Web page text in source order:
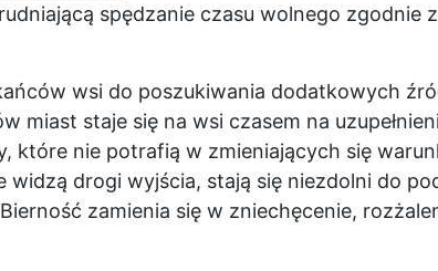
spędzanie czasu wolnego zgodnie
wsi do poszukiwania dodatkowych
staje się na wsi czasem na
które nie potrafią w zmieniających się
drogi wyjścia, stają się niezdolni do
zamienia się w zniechęcenie,